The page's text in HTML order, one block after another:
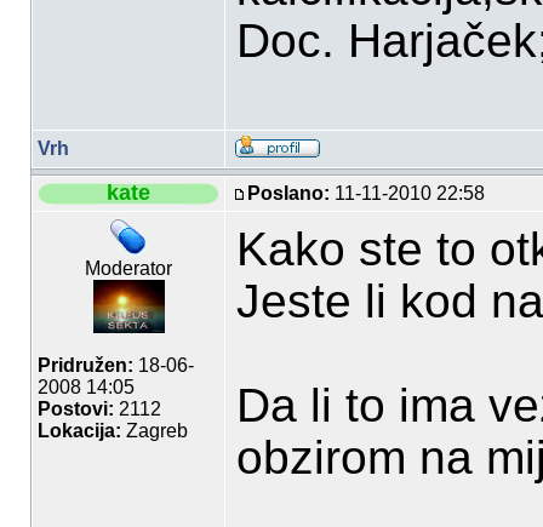
Doc.
Vrh
kate Poslano: 11-11-2010 22:58
Moderator
Pridružen: 18-06-
2008 14:05
Postovi: 2112
Lokacija: Zagreb
Kako ste to
Jeste li kod
Da li to ima
obzirom na